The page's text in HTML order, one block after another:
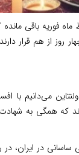
فوریه باقی مانده
می‌‌دانیم با
که همگی به
در ایران، در